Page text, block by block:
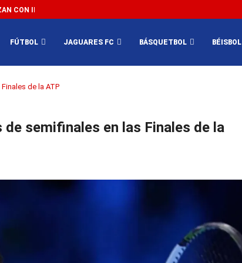
CON IMPEDIR EL MÉXICO VS SUDÁFRICA...
FÚTBOL JAGUARES FC BÁSQUETBOL BÉISBOL
de la ATP
semifinales en las Finales de la